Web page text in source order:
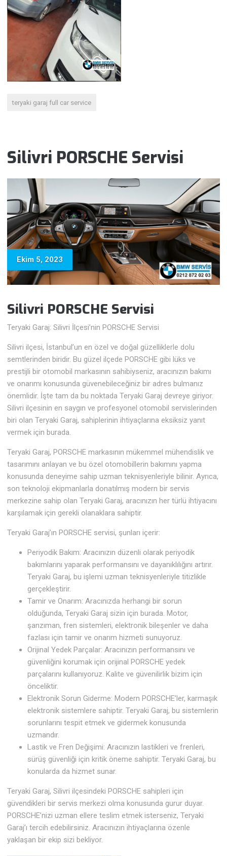
teryaki garaj full car service
Silivri PORSCHE Servisi
Ekim 5, 2023
Silivri PORSCHE Servisi
Teryaki Garaj: Silivri İlçesi’nin PORSCHE Servisi
Silivri ilçesi, İstanbul’un en özel ve doğal güzelliklerle dolu
semtlerinden biridir. Bu güzel ilçede PORSCHE gibi lüks ve
prestijli bir otomobil markasının sahibiyseniz, aracınızın bakımı
ve onarımı konusunda güvenebileceğiniz bir adres bulmanız
önemlidir. İşte tam da bu noktada Teryaki Garaj devreye giriyor.
Silivri ilçesinin en saygın ve profesyonel otomobil servislerinden
biri olan Teryaki Garaj, sahiplerinin ihtiyaçlarına eksiksiz yanıt
vermek için burada.
Teryaki Garaj, PORSCHE markasının mükemmel mühendislik ve
tasarımını anlayan ve bu özel otomobillerin bakımını yapma
konusunda deneyime sahip uzman teknisyenleriyle bilinir. Ayrıca,
son teknoloji ekipmanlarla donatılmış modern bir servis
merkezine sahip olan Teryaki Garaj, aracınızın her türlü ihtiyacını
karşılamak için gerekli olanaklara sahiptir.
Teryaki Garaj’ın PORSCHE servisi, şunları içerir:
Periyodik Bakım: Aracınızın düzenli olarak periyodik
bakımlarını yaparak performansını ve dayanıklılığını artırır.
Teryaki Garaj, bu işlemi uzman teknisyenleriyle titizlikle
gerçekleştirir.
Tamir ve Onarım: Aracınızda herhangi bir sorun
olduğunda, Teryaki Garaj sizin için burada. Motor,
şanzıman, fren sistemleri, elektronik bileşenler ve daha
fazlası için tamir ve onarım hizmeti sunuyoruz.
Orijinal Yedek Parçalar: Aracınızın performansını ve
güvenliğini korumak için orijinal PORSCHE yedek
parçalarını kullanıyoruz. Kalite ve güvenilirlik bizim için
önceliktir.
Elektronik Sorun Giderme: Modern PORSCHE’ler, karmaşık
elektronik sistemlere sahiptir. Teryaki Garaj, bu sistemlerin
sorunlarını tespit etmek ve gidermek konusunda
uzmandır.
Lastik ve Fren Değişimi: Aracınızın lastikleri ve frenleri,
sürüş güvenliği için kritik öneme sahiptir. Teryaki Garaj, bu
konularda da hizmet sunar.
Teryaki Garaj, Silivri ilçesindeki PORSCHE sahipleri için
güvendikleri bir servis merkezi olma konusunda gurur duyar.
PORSCHE’nizi uzman ellere teslim etmek isterseniz, Teryaki
Garaj’ı tercih edebilirsiniz. Aracınızın ihtiyaçlarına özenle
yaklaşan bir ekip sizi bekliyor.